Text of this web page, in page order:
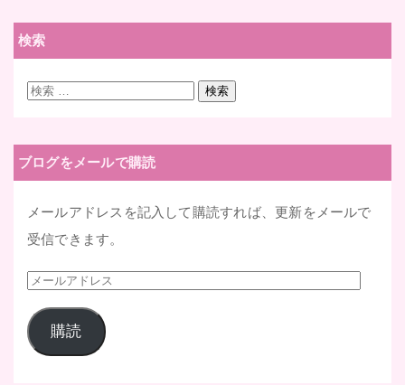
検索
検
検索
ブログをメールで購読
メールアドレスを記入して購読すれば、更新をメールで
受信できます。
メ
ー
ル
ア
購読